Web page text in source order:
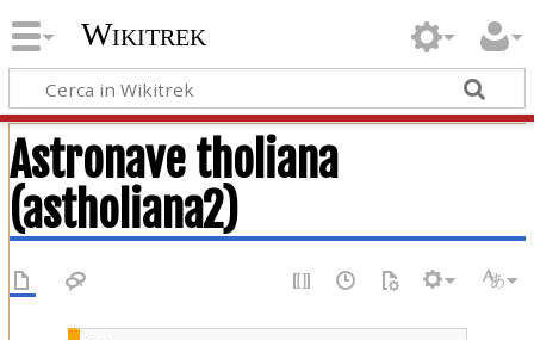
Wikitrek
Astronave tholiana
(astholiana2)